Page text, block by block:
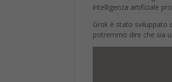
intelligenza artificiale
Grok è stato sviluppato
potremmo dire che sia